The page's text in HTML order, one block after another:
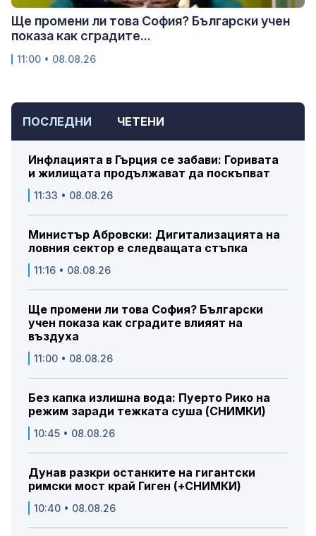
ПОСЛЕДНИ ЧЕТЕНИ
Инфлацията в Гърция се забави: Горивата
и жилищата продължават да поскъпват
11:33 • 08.08.26
Министър Абровски: Дигитализацията на
ловния сектор е следващата стъпка
11:16 • 08.08.26
Ще промени ли това София? Български
учен показа как сградите влияят на
въздуха
11:00 • 08.08.26
Без капка излишна вода: Пуерто Рико на
режим заради тежката суша (СНИМКИ)
10:45 • 08.08.26
Дунав разкри останките на гигантски
римски мост край Гиген (+СНИМКИ)
10:40 • 08.08.26
Ще промени ли това София? Български учен
показа как сградите...
11:00 • 08.08.26